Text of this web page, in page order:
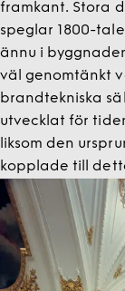
framkant. Stora
speglar 1800-
ännu i
väl genomtänkt
brandtekniska
utvecklat för
liksom den
kopplade till